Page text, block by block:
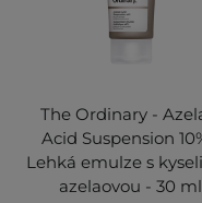
The Ordinary -
Acid Suspension
Lehká emulze s
azelaovou - 30 ml